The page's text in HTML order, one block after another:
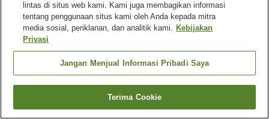
Fasilitas properti
Tempat parkir
Sauna
Restoran
Beranda Jepang Hiroshima
Kota Hiroshima
Pinpon Hotel Hiroshima
Cari kamar
lintas di situs web kami. Kami juga membagikan informasi
tentang penggunaan situs kami oleh Anda kepada mitra
media sosial, periklanan, dan analitik kami. Kebijakan
Privasi
Jangan Menjual Informasi Pribadi Saya
Terima Cookie